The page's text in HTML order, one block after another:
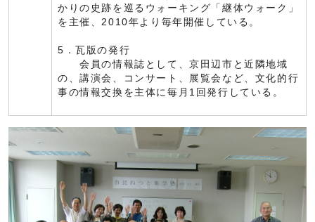
かりの史跡を巡るウォーキング「継体ウォーク」
を主催、2010年より毎年開催している。
5．瓦版の発行
会員の情報誌として、京田辺市と近隣地域
の、講演会、コンサート、展覧会など、文化的行
事の情報交換を主体に毎月1回発行している。